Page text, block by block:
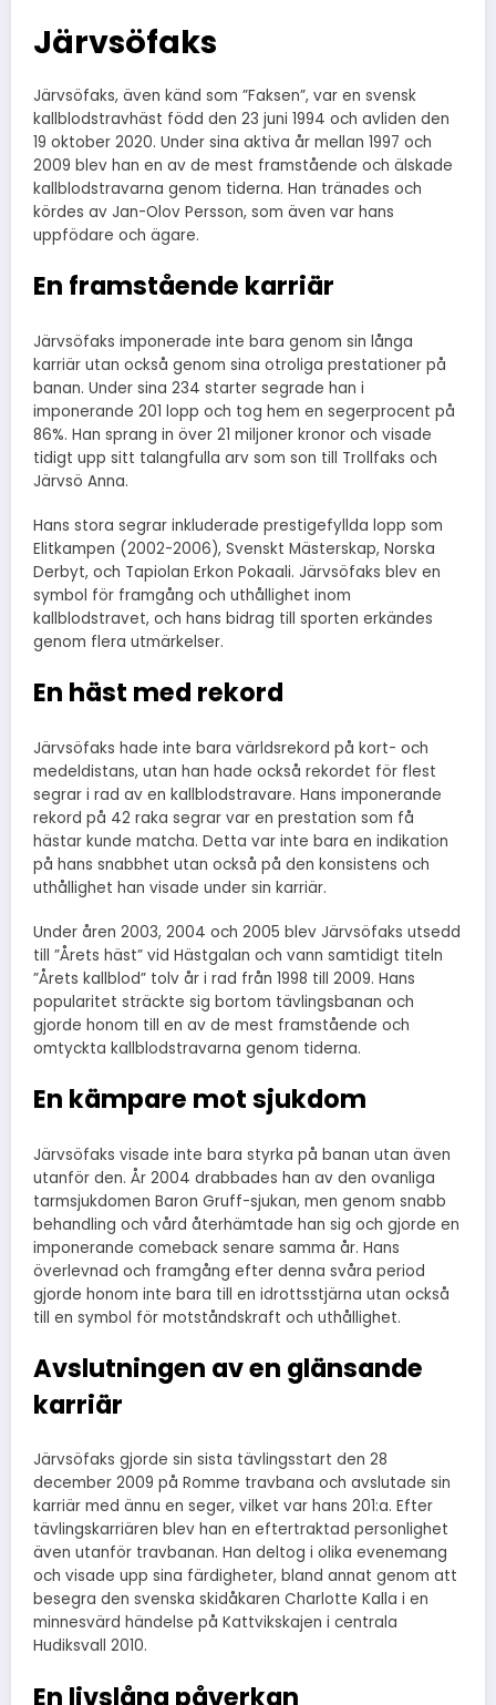
Järvsöfaks
Järvsöfaks, även känd som ”Faksen”, var en svensk
kallblodstravhäst född den 23 juni 1994 och avliden den
19 oktober 2020. Under sina aktiva år mellan 1997 och
2009 blev han en av de mest framstående och älskade
kallblodstravarna genom tiderna. Han tränades och
kördes av Jan-Olov Persson, som även var hans
uppfödare och ägare.
En framstående karriär
Järvsöfaks imponerade inte bara genom sin långa
karriär utan också genom sina otroliga prestationer på
banan. Under sina 234 starter segrade han i
imponerande 201 lopp och tog hem en segerprocent på
86%. Han sprang in över 21 miljoner kronor och visade
tidigt upp sitt talangfulla arv som son till Trollfaks och
Järvsö Anna.
Hans stora segrar inkluderade prestigefyllda lopp som
Elitkampen (2002-2006), Svenskt Mästerskap, Norska
Derbyt, och Tapiolan Erkon Pokaali. Järvsöfaks blev en
symbol för framgång och uthållighet inom
kallblodstravet, och hans bidrag till sporten erkändes
genom flera utmärkelser.
En häst med rekord
Järvsöfaks hade inte bara världsrekord på kort- och
medeldistans, utan han hade också rekordet för flest
segrar i rad av en kallblodstravare. Hans imponerande
rekord på 42 raka segrar var en prestation som få
hästar kunde matcha. Detta var inte bara en indikation
på hans snabbhet utan också på den konsistens och
uthållighet han visade under sin karriär.
Under åren 2003, 2004 och 2005 blev Järvsöfaks utsedd
till ”Årets häst” vid Hästgalan och vann samtidigt titeln
”Årets kallblod” tolv år i rad från 1998 till 2009. Hans
popularitet sträckte sig bortom tävlingsbanan och
gjorde honom till en av de mest framstående och
omtyckta kallblodstravarna genom tiderna.
En kämpare mot sjukdom
Järvsöfaks visade inte bara styrka på banan utan även
utanför den. År 2004 drabbades han av den ovanliga
tarmsjukdomen Baron Gruff-sjukan, men genom snabb
behandling och vård återhämtade han sig och gjorde en
imponerande comeback senare samma år. Hans
överlevnad och framgång efter denna svåra period
gjorde honom inte bara till en idrottsstjärna utan också
till en symbol för motståndskraft och uthållighet.
Avslutningen av en glänsande
karriär
Järvsöfaks gjorde sin sista tävlingsstart den 28
december 2009 på Romme travbana och avslutade sin
karriär med ännu en seger, vilket var hans 201:a. Efter
tävlingskarriären blev han en eftertraktad personlighet
även utanför travbanan. Han deltog i olika evenemang
och visade upp sina färdigheter, bland annat genom att
besegra den svenska skidåkaren Charlotte Kalla i en
minnesvärd händelse på Kattvikskajen i centrala
Hudiksvall 2010.
En livslång påverkan